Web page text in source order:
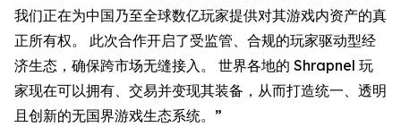
我们正在为中国乃至全球数亿玩家提供对其游戏内资产的真
正所有权。 此次合作开启了受监管、合规的玩家驱动型经
济生态，确保跨市场无缝接入。 世界各地的 Shrapnel 玩
家现在可以拥有、交易并变现其装备，从而打造统一、透明
且创新的无国界游戏生态系统。”